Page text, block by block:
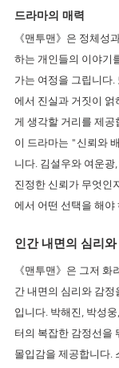
드라마의 매력
《맨투맨》은 정체성
하는 개인들의 이야기
가는 여정을 그립니다.
에서 진실과 거짓이 얽
게 생각할 거리를 제공
이 드라마는 "신뢰와
니다. 김설우와 여운광
진정한 신뢰가 무엇인
에서 어떤 선택을 해
인간 내면의 심리
《맨투맨》은 그저 화
간 내면의 심리와 감
입니다. 박해진, 박성
터의 복잡한 감정선을
몰입감을 제공합니다.